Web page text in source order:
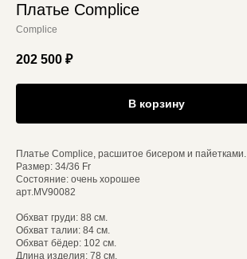
Платье Complice
Complice
202 500 ₽
В корзину
Платье Complice, расшитое бисером и пайетками.
Размер: 34/36 Fr
Состояние: очень хорошее
арт.MV90082
Обхват груди: 88 см.
Обхват талии: 84 см.
Обхват бёдер: 102 см.
Длина изделия: 78 см.